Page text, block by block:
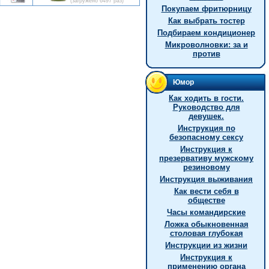
Покупаем фритюрницу
Как выбрать тостер
Подбираем кондиционер
Микроволновки: за и
против
Юмор
Как ходить в гости.
Руководство для
девушек.
Инструкция по
безопасному сексу
Инструкция к
презервативу мужскому
резиновому
Инструкция выживания
Как вести себя в
обществе
Часы командирские
Ложка обыкновенная
столовая глубокая
Инструкции из жизни
Инструкция к
применению органа